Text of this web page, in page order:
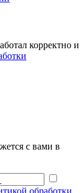
корректно и
с вами в
обработки